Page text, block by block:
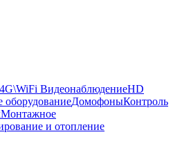
4G\WiFi ВидеонаблюдениеHD
оборудованиеДомофоныКонтроль
Монтажное
и отопление